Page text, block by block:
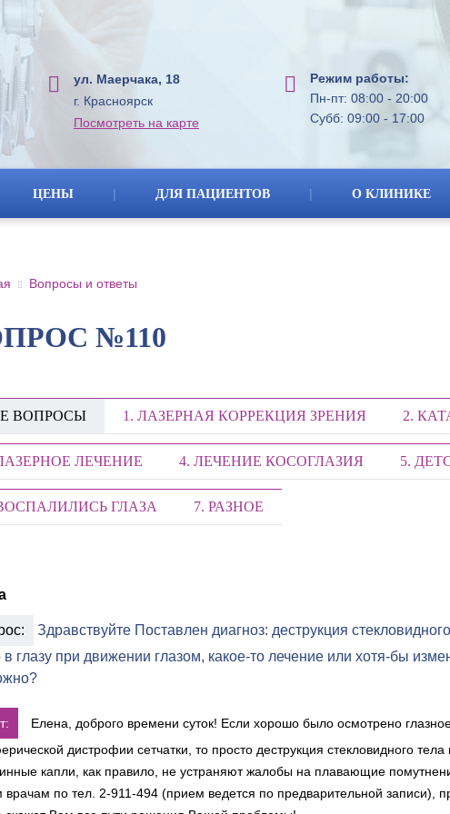
Режим работы:
Пн-пт: 08:00 - 20:00
Субб: 09:00 - 17:00
ул. Маерчака, 18
г. Красноярск
Посмотреть на карте
ЦЕНЫ | ДЛЯ ПАЦИЕНТОВ | О КЛИНИКЕ
Вопросы и ответы
№110
ВОПРОСЫ 1. ЛАЗЕРНАЯ КОРРЕКЦИЯ ЗРЕНИЯ 2.
ЛЕЧЕНИЕ 4. ЛЕЧЕНИЕ КОСОГЛАЗИЯ 5.
ГЛАЗА 7. РАЗНОЕ
Здравствуйте Поставлен диагноз: деструкция
в глазу при движении глазом, какое-то лечение или хотя-бы
Елена, доброго времени суток! Если хорошо было осмотрено
дистрофии сетчатки, то просто деструкция стекловидного
капли, как правило, не устраняют жалобы на плавающие
по тел. 2-911-494 (прием ведется по предварительной записи),